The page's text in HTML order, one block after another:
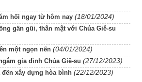
hối ngay từ hôm nay (18/01/2024)
gần gũi, thân mật với Chúa Giê-su
một ngọn nến (04/01/2024)
gia đình Chúa Giê-su (27/12/2023)
đến xây dựng hòa bình (22/12/2023)